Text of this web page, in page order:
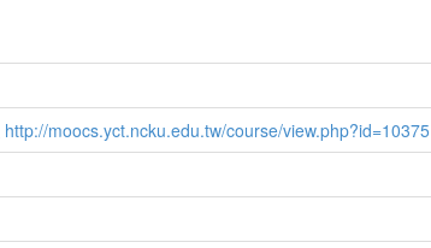
http://moocs.yct.ncku.edu.tw/course/view.php?id=10375